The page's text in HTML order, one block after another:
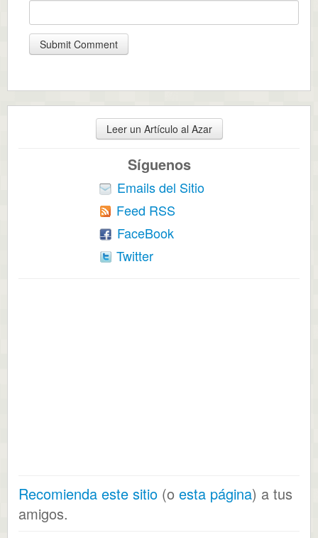
Leer un Artículo al Azar
Síguenos
Emails del Sitio
Feed RSS
FaceBook
Twitter
Recomienda este sitio (o esta página) a tus
amigos.